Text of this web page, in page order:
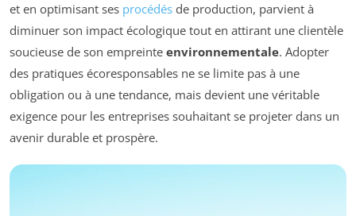
et en optimisant ses procédés de production, parvient à
diminuer son impact écologique tout en attirant une clientèle
soucieuse de son empreinte environnementale. Adopter
des pratiques écoresponsables ne se limite pas à une
obligation ou à une tendance, mais devient une véritable
exigence pour les entreprises souhaitant se projeter dans un
avenir durable et prospère.